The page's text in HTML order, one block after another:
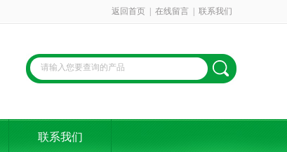
返回首页 在线留言 联系我们
联系我们